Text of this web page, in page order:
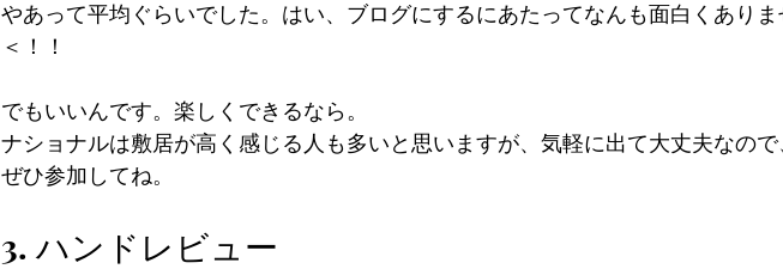
やあって平均ぐらいでした。はい、ブログにするにあたってなんも面白くありま
＜！！
でもいいんです。楽しくできるなら。
ナショナルは敷居が高く感じる人も多いと思いますが、気軽に出て大丈夫なの
ぜひ参加してね。
3. ハンドレビュー